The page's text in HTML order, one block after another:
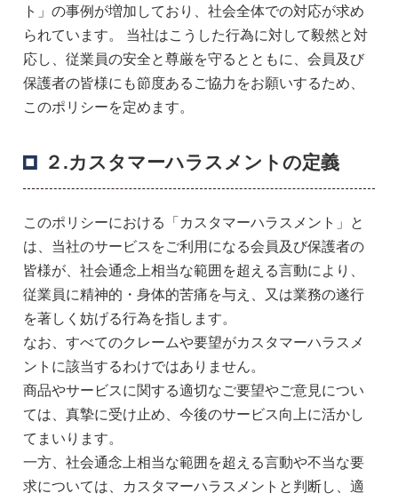
ト」の事例が増加しており、社会全体での対応が求め
られています。 当社はこうした行為に対して毅然と対
応し、従業員の安全と尊厳を守るとともに、会員及び
保護者の皆様にも節度あるご協力をお願いするため、
このポリシーを定めます。
２.カスタマーハラスメントの定義
このポリシーにおける「カスタマーハラスメント」と
は、当社のサービスをご利用になる会員及び保護者の
皆様が、社会通念上相当な範囲を超える言動により、
従業員に精神的・身体的苦痛を与え、又は業務の遂行
を著しく妨げる行為を指します。
なお、すべてのクレームや要望がカスタマーハラスメ
ントに該当するわけではありません。
商品やサービスに関する適切なご要望やご意見につい
ては、真摯に受け止め、今後のサービス向上に活かし
てまいります。
一方、社会通念上相当な範囲を超える言動や不当な要
求については、カスタマーハラスメントと判断し、適